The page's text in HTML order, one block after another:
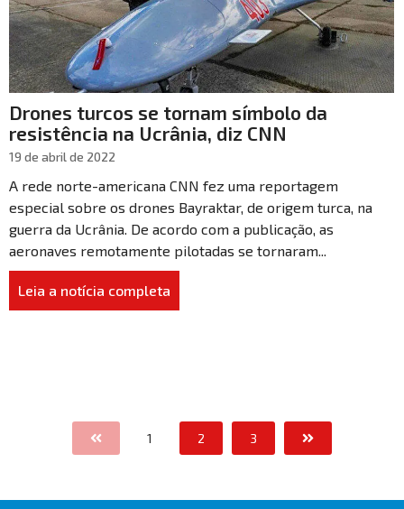
Drones turcos se tornam símbolo da
resistência na Ucrânia, diz CNN
19 de abril de 2022
A rede norte-americana CNN fez uma reportagem
especial sobre os drones Bayraktar, de origem turca, na
guerra da Ucrânia. De acordo com a publicação, as
aeronaves remotamente pilotadas se tornaram...
Leia a notícia completa
1 2 3